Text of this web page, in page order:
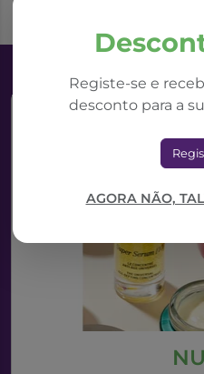
Registe-se e
desconto para a
AGORA NÃO,